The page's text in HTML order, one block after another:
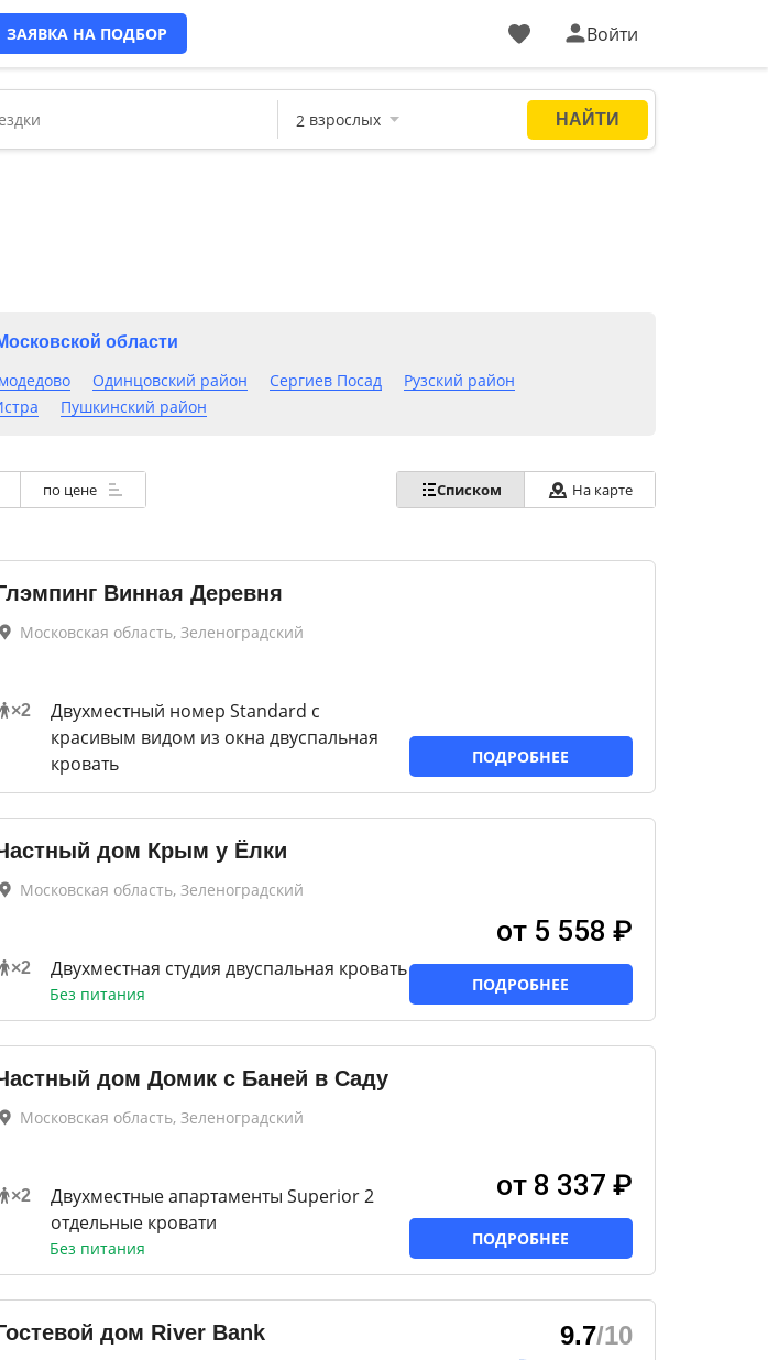
ЗАЯВКА НА ПОДБОР Войти
области
Одинцовский район Сергиев Посад
Рузский район
Пушкинский район
по цене Списком На карте
Винная Деревня
Московская область, Зеленоградский
×2
Двухместный номер Standard с
красивым видом из окна двуспальная
кровать
ПОДРОБНЕЕ
дом Крым у Ёлки
Московская область, Зеленоградский
×2 Двухместная студия двуспальная кровать
Без питания
от 5 558 ₽
ПОДРОБНЕЕ
дом Домик с Баней в Саду
Московская область, Зеленоградский
×2
Двухместные апартаменты Superior 2
отдельные кровати
Без питания
от 8 337 ₽
ПОДРОБНЕЕ
дом River Bank 9.7/10